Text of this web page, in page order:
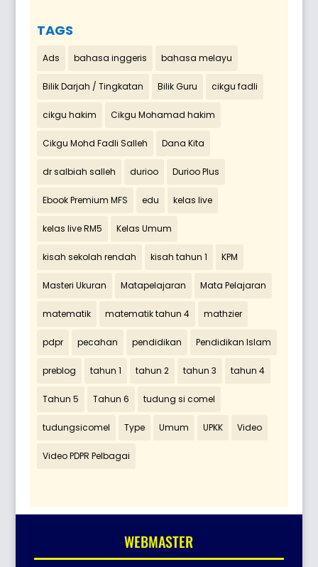
TAGS
Ads bahasa inggeris bahasa melayu
Bilik Darjah / Tingkatan Bilik Guru cikgu fadli
cikgu hakim Cikgu Mohamad hakim
Cikgu Mohd Fadli Salleh Dana Kita
dr salbiah salleh durioo Durioo Plus
Ebook Premium MFS edu kelas live
kelas live RM5 Kelas Umum
kisah sekolah rendah kisah tahun 1 KPM
Masteri Ukuran Matapelajaran Mata Pelajaran
matematik matematik tahun 4 mathzier
pdpr pecahan pendidikan Pendidikan Islam
preblog tahun 1 tahun 2 tahun 3 tahun 4
Tahun 5 Tahun 6 tudung si comel
tudungsicomel Type Umum UPKK Video
Video PDPR Pelbagai
WEBMASTER